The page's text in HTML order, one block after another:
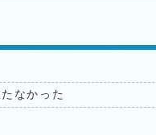
なかった